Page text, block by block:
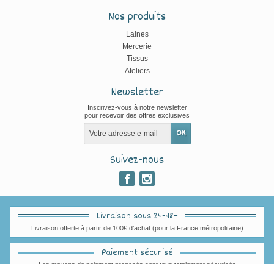
Nos produits
Laines
Mercerie
Tissus
Ateliers
Newsletter
Inscrivez-vous à notre newsletter
pour recevoir des offres exclusives
Suivez-nous
Livraison sous 24-48H
Livraison offerte à partir de 100€ d’achat (pour la France métropolitaine)
Paiement sécurisé